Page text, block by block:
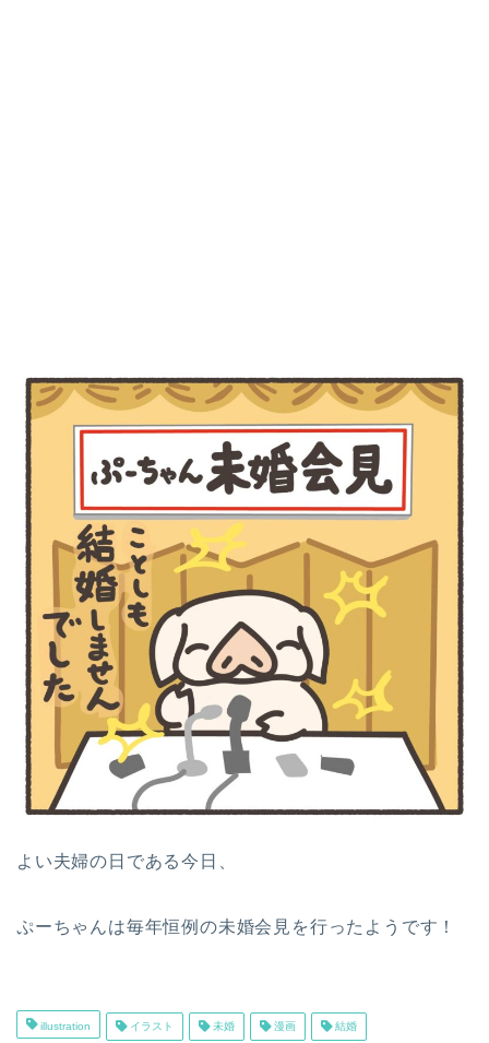
よい夫婦の日である今日、
ぷーちゃんは毎年恒例の未婚会見を行ったようです！
illustration イラスト 未婚 漫画 結婚